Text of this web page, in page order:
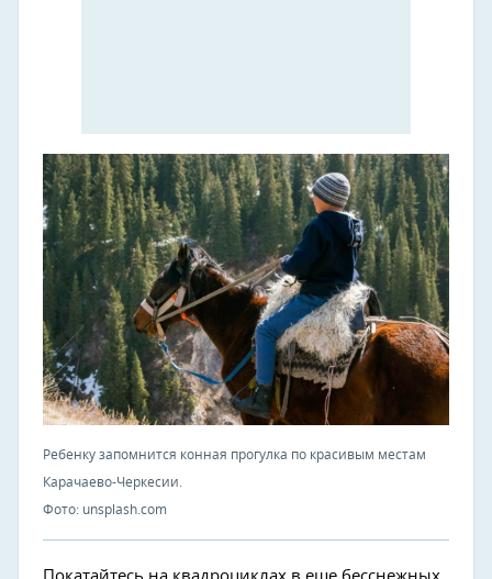
Ребенку запомнится конная прогулка по красивым местам
Карачаево-Черкесии.
Фото: unsplash.com